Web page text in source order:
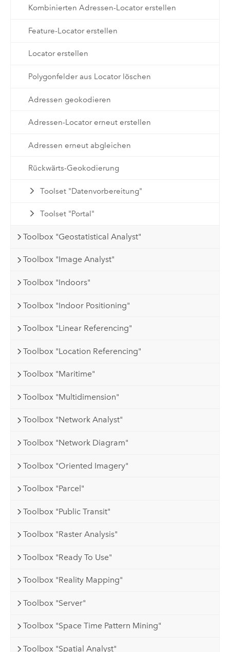
Kombinierten Adressen-Locator erstellen
Feature-Locator erstellen
Locator erstellen
Polygonfelder aus Locator löschen
Adressen geokodieren
Adressen-Locator erneut erstellen
Adressen erneut abgleichen
Rückwärts-Geokodierung
Toolset "Datenvorbereitung"
Toolset "Portal"
Toolbox "Geostatistical Analyst"
Toolbox "Image Analyst"
Toolbox "Indoors"
Toolbox "Indoor Positioning"
Toolbox "Linear Referencing"
Toolbox "Location Referencing"
Toolbox "Maritime"
Toolbox "Multidimension"
Toolbox "Network Analyst"
Toolbox "Network Diagram"
Toolbox "Oriented Imagery"
Toolbox "Parcel"
Toolbox "Public Transit"
Toolbox "Raster Analysis"
Toolbox "Ready To Use"
Toolbox "Reality Mapping"
Toolbox "Server"
Toolbox "Space Time Pattern Mining"
Toolbox "Spatial Analyst"